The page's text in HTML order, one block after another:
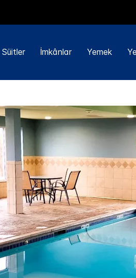
İmkânlar Yemek